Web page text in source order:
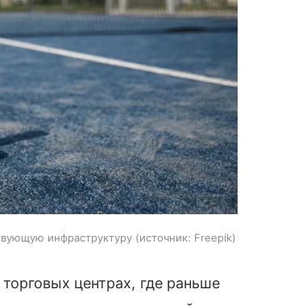
инфраструктуру источник: Freepik
центрах, где раньше